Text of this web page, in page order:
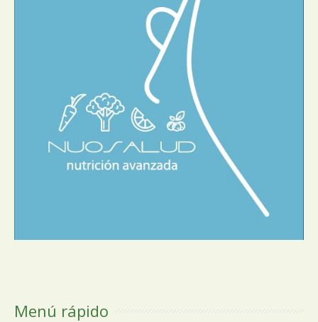
Menú rápido